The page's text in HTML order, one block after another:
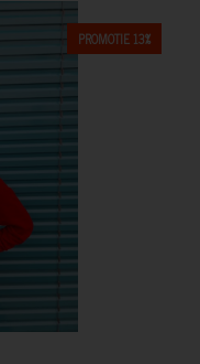
PROMOTIE 13%